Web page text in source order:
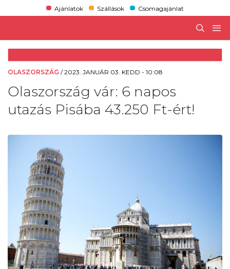
Ajánlatok Szállások Csomagajánlat
OLASZORSZÁG /2023. JANUÁR 03. KEDD - 10:08
Olaszország vár: 6 napos
utazás Pisába 43.250 Ft-ért!